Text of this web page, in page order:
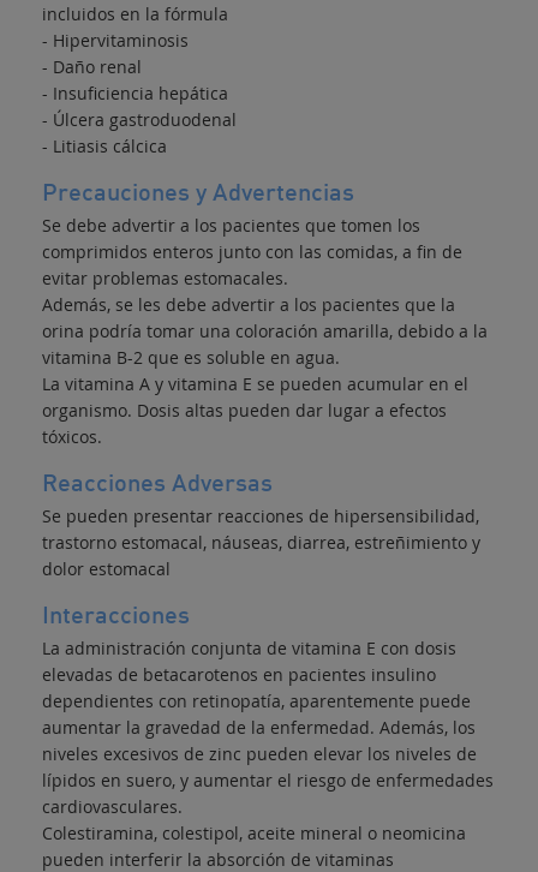
incluidos en la fórmula
- Hipervitaminosis
- Daño renal
- Insuficiencia hepática
- Úlcera gastroduodenal
- Litiasis cálcica
Precauciones y Advertencias
Se debe advertir a los pacientes que tomen los
comprimidos enteros junto con las comidas, a fin de
evitar problemas estomacales.
Además, se les debe advertir a los pacientes que la
orina podría tomar una coloración amarilla, debido a la
vitamina B-2 que es soluble en agua.
La vitamina A y vitamina E se pueden acumular en el
organismo. Dosis altas pueden dar lugar a efectos
tóxicos.
Reacciones Adversas
Se pueden presentar reacciones de hipersensibilidad,
trastorno estomacal, náuseas, diarrea, estreñimiento y
dolor estomacal
Interacciones
La administración conjunta de vitamina E con dosis
elevadas de betacarotenos en pacientes insulino
dependientes con retinopatía, aparentemente puede
aumentar la gravedad de la enfermedad. Además, los
niveles excesivos de zinc pueden elevar los niveles de
lípidos en suero, y aumentar el riesgo de enfermedades
cardiovasculares.
Colestiramina, colestipol, aceite mineral o neomicina
pueden interferir la absorción de vitaminas